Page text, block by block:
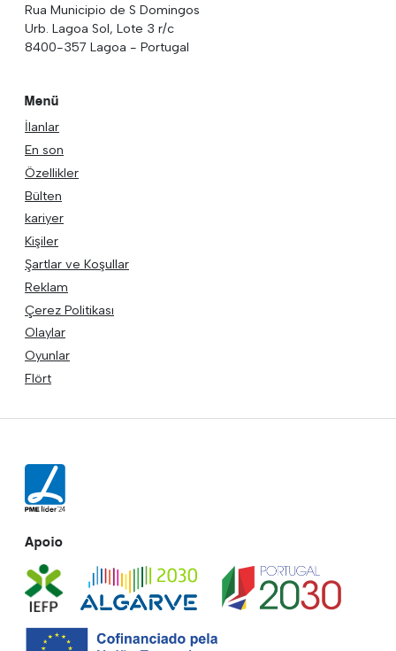
Rua Municipio de S Domingos
Urb. Lagoa Sol, Lote 3 r/c
8400-357 Lagoa - Portugal
Menü
İlanlar
En son
Özellikler
Bülten
kariyer
Kişiler
Şartlar ve Koşullar
Reklam
Çerez Politikası
Olaylar
Oyunlar
Flört
Apoio